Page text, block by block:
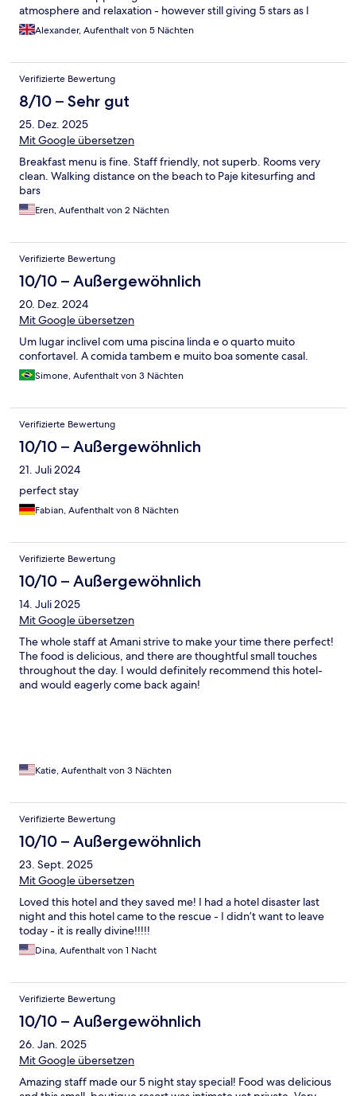
atmosphere and relaxation - however still giving 5 stars as I
am.almost certain this was catered for in the very reasonable
price but worth noting for any future travelers.
Alexander, Aufenthalt von 5 Nächten
Verifizierte Bewertung
8/10 – Sehr gut
25. Dez. 2025
Mit Google übersetzen
Breakfast menu is fine. Staff friendly, not superb. Rooms very
clean. Walking distance on the beach to Paje kitesurfing and
bars
Eren, Aufenthalt von 2 Nächten
Verifizierte Bewertung
10/10 – Außergewöhnlich
20. Dez. 2024
Mit Google übersetzen
Um lugar inclivel com uma piscina linda e o quarto muito
confortavel. A comida tambem e muito boa somente casal.
Simone, Aufenthalt von 3 Nächten
Verifizierte Bewertung
10/10 – Außergewöhnlich
21. Juli 2024
perfect stay
Fabian, Aufenthalt von 8 Nächten
Verifizierte Bewertung
10/10 – Außergewöhnlich
14. Juli 2025
Mit Google übersetzen
The whole staff at Amani strive to make your time there perfect!
The food is delicious, and there are thoughtful small touches
throughout the day. I would definitely recommend this hotel-
and would eagerly come back again!
Katie, Aufenthalt von 3 Nächten
Verifizierte Bewertung
10/10 – Außergewöhnlich
23. Sept. 2025
Mit Google übersetzen
Loved this hotel and they saved me! I had a hotel disaster last
night and this hotel came to the rescue - I didn’t want to leave
today - it is really divine!!!!!
Dina, Aufenthalt von 1 Nacht
Verifizierte Bewertung
10/10 – Außergewöhnlich
26. Jan. 2025
Mit Google übersetzen
Amazing staff made our 5 night stay special! Food was delicious